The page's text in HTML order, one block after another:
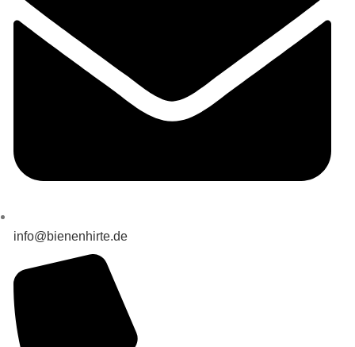
info@bienenhirte.de